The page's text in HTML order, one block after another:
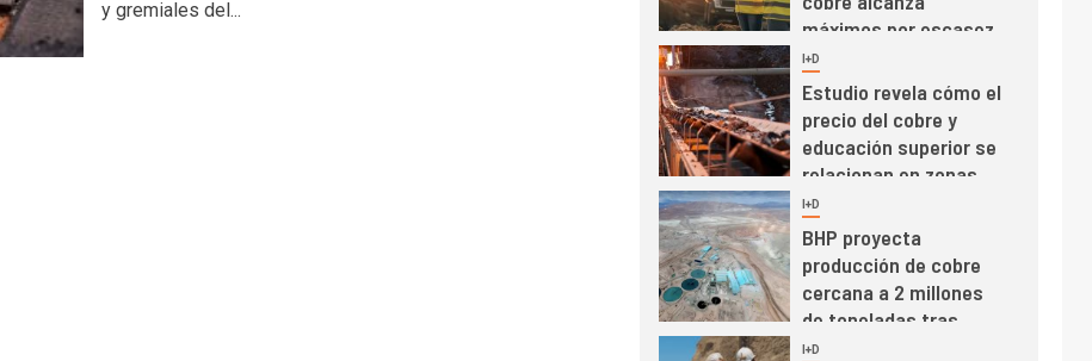
y gremiales del...
máximos por escasez
de concentrados
5 I+D
Estudio revela cómo el
precio del cobre y
educación superior se
relacionan en zonas
mineras
6 I+D
BHP proyecta
producción de cobre
cercana a 2 millones
de toneladas tras
récord en Escondida
I+D